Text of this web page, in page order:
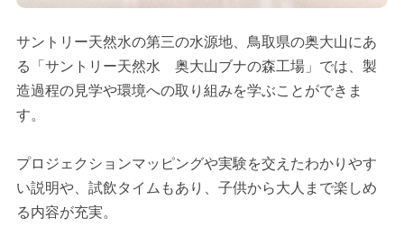
サントリー天然水の第三の水源地、鳥取県の奥大山にあ
る「サントリー天然水 奥大山ブナの森工場」では、製
造過程の見学や環境への取り組みを学ぶことができま
す。
プロジェクションマッピングや実験を交えたわかりやす
い説明や、試飲タイムもあり、子供から大人まで楽しめ
る内容が充実。